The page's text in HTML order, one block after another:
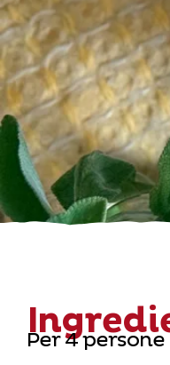
Per 4 persone